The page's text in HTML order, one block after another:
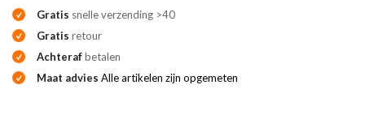
Gratis snelle verzending >40
Gratis retour
Achterafbetalen
Maat advies Alle artikelen zijn opgemeten